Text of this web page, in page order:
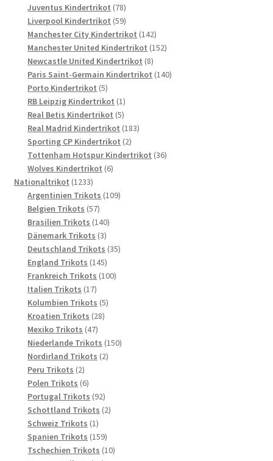
Produkte
Juventus Kindertrikot 7878
Produkte
Liverpool Kindertrikot 5959
Produkte
Manchester City Kindertrikot 142142
Produkte
Manchester United Kindertrikot 152152
Newcastle United Kindertrikot 88
Produkte
Paris Saint-Germain Kindertrikot 140140
Porto Kindertrikot 55
Produkte
RB Leipzig Kindertrikot 11
Produkt
Real Betis Kindertrikot 55
Produkte
Real Madrid Kindertrikot 183183
Sporting CP Kindertrikot 22
Produkte
Tottenham Hotspur Kindertrikot 3636
Wolves Kindertrikot 66
Nationaltrikot 12331233
Produkte
Argentinien Trikots 109109
Belgien Trikots 5757
Produkte
Brasilien Trikots 140140
Dänemark Trikots 33
Produkte
Deutschland Trikots 3535
England Trikots 145145
Produkte
Frankreich Trikots 100100
Italien Trikots 1717
Produkte
Kolumbien Trikots 55
Kroatien Trikots 2828
Mexiko Trikots 4747
Produkte
Niederlande Trikots 150150
Nordirland Trikots 22
Peru Trikots 22
Produkte
Polen Trikots 66
Produkte
Portugal Trikots 9292
Produkte
Schottland Trikots 22
Schweiz Trikots 11
Produkt
Spanien Trikots 159159
Produkte
Tschechien Trikots 1010